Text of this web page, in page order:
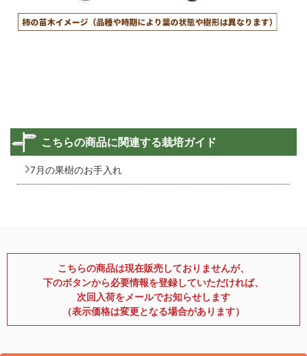
こちらの商品に関連する栽培ガイド
7月の果樹のお手入れ
こちらの商品は現在販売しておりませんが、
下のボタンから必要情報を登録していただければ、
次回入荷をメールでお知らせします
（表示価格は変更となる場合があります）